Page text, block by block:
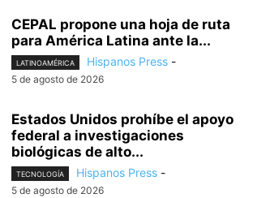
CEPAL propone una hoja de ruta
para América Latina ante la...
LATINOAMÉRICA Hispanos Press -
5 de agosto de 2026
Estados Unidos prohíbe el apoyo
federal a investigaciones
biológicas de alto...
TECNOLOGÍA Hispanos Press -
5 de agosto de 2026